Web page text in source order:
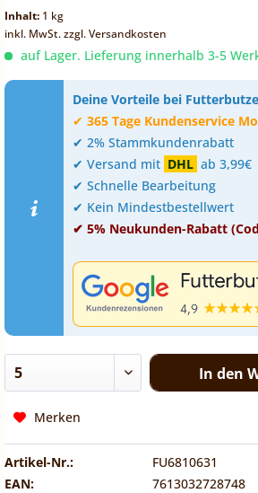
Inhalt: 1 kg
inkl. MwSt.zzgl. Versandkosten
auf Lager. Lieferung innerhalb 3-5
Deine Vorteile bei Futterbutze
✔ 365 Tage Kundenservice
✔ 2% Stammkundenrabatt
✔ Versand mit DHL ab 3,99€
✔ Schnelle Bearbeitung
✔ Kein Mindestbestellwert
✔ 5% Neukunden-Rabatt
In den
Merken
Artikel-Nr.:
FU6810631
EAN:
7613032728748